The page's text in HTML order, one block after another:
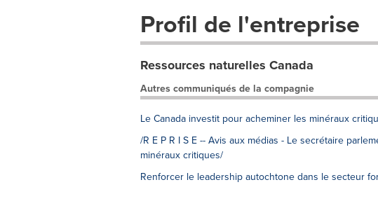
Profil de l'entreprise
Ressources naturelles Canada
Autres communiqués de la compagnie
Le Canada investit pour acheminer les minéraux
/R E P R I S E -- Avis aux médias - Le secrétaire
minéraux critiques/
Renforcer le leadership autochtone dans le secteur